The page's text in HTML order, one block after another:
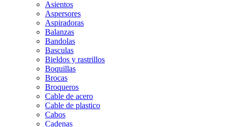
Asientos
Aspersores
Aspiradoras
Balanzas
Bandolas
Basculas
Bieldos y rastrillos
Boquillas
Brocas
Broqueros
Cable de acero
Cable de plastico
Cabos
Cadenas